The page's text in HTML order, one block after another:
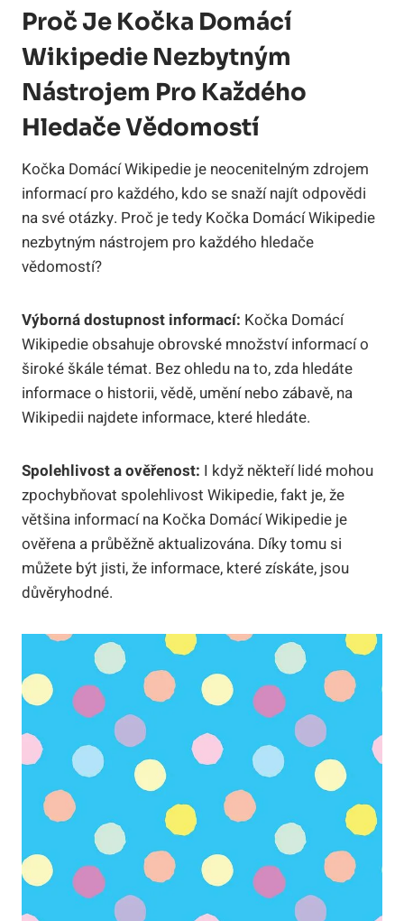
Proč Je Kočka Domácí
Wikipedie Nezbytným
Nástrojem Pro Každého
Hledače Vědomostí
Kočka Domácí Wikipedie je neocenitelným zdrojem
informací pro každého, kdo se snaží najít odpovědi
na své otázky. Proč je tedy Kočka Domácí Wikipedie
nezbytným nástrojem pro každého hledače
vědomostí?
Výborná dostupnost informací: Kočka Domácí
Wikipedie obsahuje obrovské množství informací o
široké škále témat. Bez ohledu na to, zda hledáte
informace o historii, vědě, umění nebo zábavě, na
Wikipedii najdete informace, které hledáte.
Spolehlivost a ověřenost: I když někteří lidé mohou
zpochybňovat spolehlivost Wikipedie, fakt je, že
většina informací na Kočka Domácí Wikipedie je
ověřena a průběžně aktualizována. Díky tomu si
můžete být jisti, že informace, které získáte, jsou
důvěryhodné.